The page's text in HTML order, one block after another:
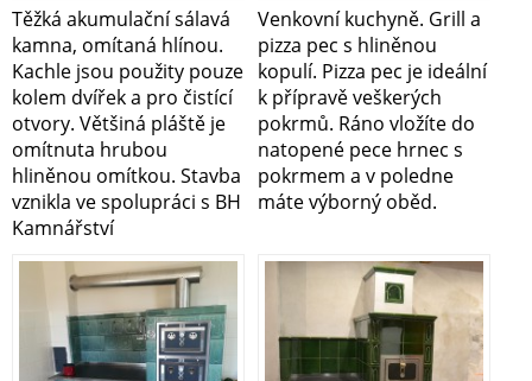
Těžká akumulační sálavá
kamna, omítaná hlínou.
Kachle jsou použity pouze
kolem dvířek a pro čistící
otvory. Většiná pláště je
omítnuta hrubou
hliněnou omítkou. Stavba
vznikla ve spolupráci s BH
Kamnářství
Venkovní kuchyně. Grill a
pizza pec s hliněnou
kopulí. Pizza pec je ideální
k přípravě veškerých
pokrmů. Ráno vložíte do
natopené pece hrnec s
pokrmem a v poledne
máte výborný oběd.